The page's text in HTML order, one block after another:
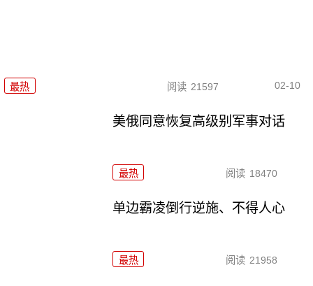
最热 阅读 21597 02-10
美俄同意恢复高级别军事对话
最热 阅读 18470
单边霸凌倒行逆施、不得人心
最热 阅读 21958